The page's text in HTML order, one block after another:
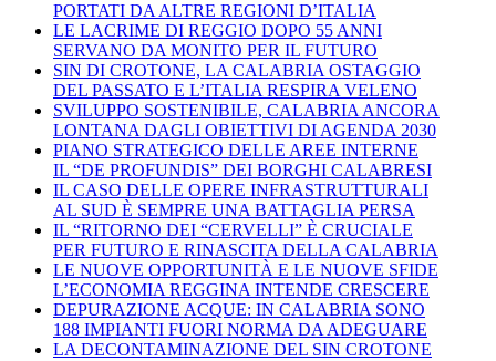
PORTATI DA ALTRE REGIONI D’ITALIA
LE LACRIME DI REGGIO DOPO 55 ANNI
SERVANO DA MONITO PER IL FUTURO
SIN DI CROTONE, LA CALABRIA OSTAGGIO
DEL PASSATO E L’ITALIA RESPIRA VELENO
SVILUPPO SOSTENIBILE, CALABRIA ANCORA
LONTANA DAGLI OBIETTIVI DI AGENDA 2030
PIANO STRATEGICO DELLE AREE INTERNE
IL “DE PROFUNDIS” DEI BORGHI CALABRESI
IL CASO DELLE OPERE INFRASTRUTTURALI
AL SUD È SEMPRE UNA BATTAGLIA PERSA
IL “RITORNO DEI “CERVELLI” È CRUCIALE
PER FUTURO E RINASCITA DELLA CALABRIA
LE NUOVE OPPORTUNITÀ E LE NUOVE SFIDE
L’ECONOMIA REGGINA INTENDE CRESCERE
DEPURAZIONE ACQUE: IN CALABRIA SONO
188 IMPIANTI FUORI NORMA DA ADEGUARE
LA DECONTAMINAZIONE DEL SIN CROTONE